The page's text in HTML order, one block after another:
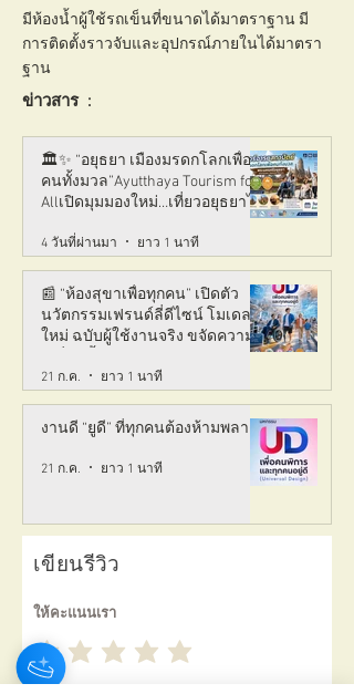
มีห้องน้ำผู้ใช้รถเข็นที่ขนาดได้มาตราฐาน มี
การติดตั้งราวจับและอุปกรณ์ภายในได้มาตรา
ฐาน
ข่าวสาร :
🏛️✨ “อยุธยา เมืองมรดกโลกเพื่อ
คนทั้งมวล”Ayutthaya Tourism for
Allเปิดมุมมองใหม่…เที่ยวอยุธยาได้
👨‍👩‍👧‍👦
4 วันที่ผ่านมา ยาว 1 นาที
📰 “ห้องสุขาเพื่อทุกคน” เปิดตัว
นวัตกรรมเฟรนด์ลี่ดีไซน์ โมเดล
ใหม่ ฉบับผู้ใช้งานจริง ขจัดความ
สาธารณะอย่างเท่าเทียม
21 ก.ค. ยาว 1 นาที
งานดี “ยูดี” ที่ทุกคนต้องห้ามพลาด!
21 ก.ค. ยาว 1 นาที
เขียนรีวิว
ให้คะแนนเรา